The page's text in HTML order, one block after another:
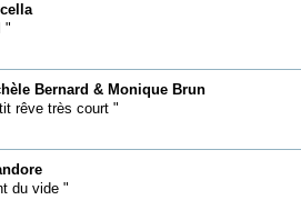
"
Bernard & Monique Brun
rêve très court "
du vide "